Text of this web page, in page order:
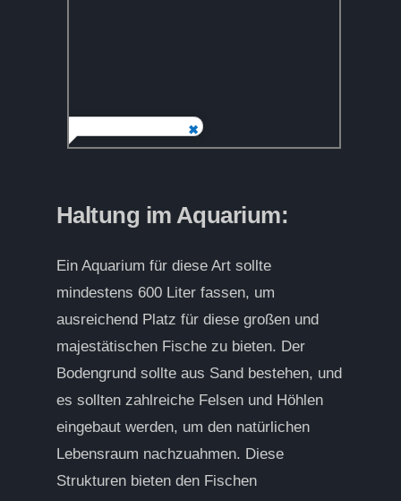
Haltung im Aquarium:
Ein Aquarium für diese Art sollte
mindestens 600 Liter fassen, um
ausreichend Platz für diese großen und
majestätischen Fische zu bieten. Der
Bodengrund sollte aus Sand bestehen, und
es sollten zahlreiche Felsen und Höhlen
eingebaut werden, um den natürlichen
Lebensraum nachzuahmen. Diese
Strukturen bieten den Fischen